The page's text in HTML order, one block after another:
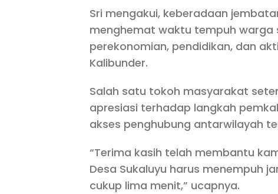
Sri mengakui, keberadaan
menghemat waktu tempuh warga
perekonomian, pendidikan, dan
Kalibunder.
Salah satu tokoh masyarakat
apresiasi terhadap langkah
akses penghubung antarwilayah
“Terima kasih telah membantu
Desa Sukaluyu harus menempuh
cukup lima menit,” ucapnya.